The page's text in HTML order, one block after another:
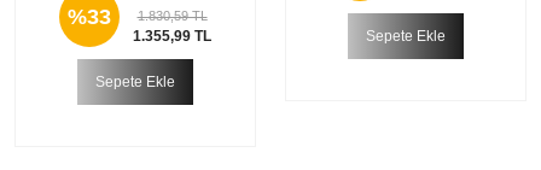
%33 1.830,59 TL
1.355,99 TL
Sepete Ekle
Sepete Ekle